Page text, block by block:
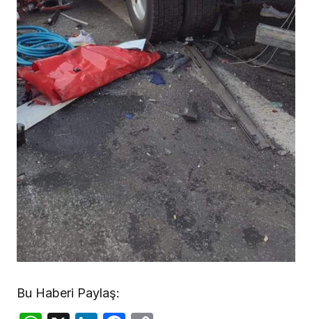
Bu Haberi Paylaş: